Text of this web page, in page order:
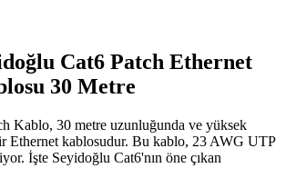
Cat6 Patch Ethernet
30 Metre
Kablo, 30 metre uzunluğunda ve yüksek
Ethernet kablosudur. Bu kablo, 23 AWG UTP
İşte Seyidoğlu Cat6'nın öne çıkan